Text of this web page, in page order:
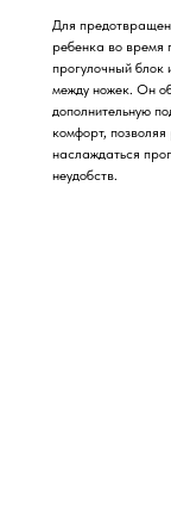
Для
ребенка во время
прогулочный блок
между ножек. Он
дополнительную
комфорт, позволяя
наслаждаться
неудобств.